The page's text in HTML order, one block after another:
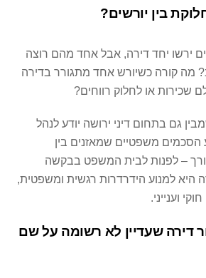
בין יורשים?
ירשו יחד דירה, אבל אחד מהם רוצה
מה קורה כשיורש אחד מתגורר בדירה
שכירות או לחלוק רווחים?
גם בתחום דיני ירושה יודע לנהל
הסכמים משפטיים שמאזנים בין
– לפנות לבית המשפט בבקשה
היא למנוע הידרדרות רגשית ומשפטית,
וענייני.
דירה שעדיין לא רשומה על שם